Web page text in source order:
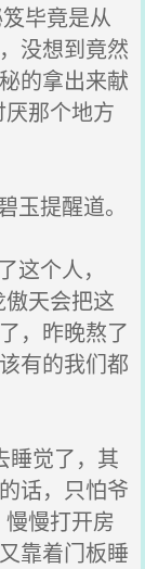
毕竟是从
没想到竟然
的拿出来献
那个地方
提醒道。
个人，
天会把这
，昨晚熬了
有的我们都
睡觉了，其
话，只怕爷
慢打开房
靠着门板睡